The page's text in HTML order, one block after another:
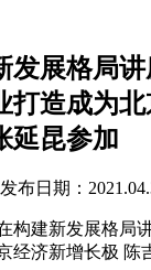
发展格局
打造成为
延昆参加
发布日期：
建新发展格局讲
经济新增长极 陈